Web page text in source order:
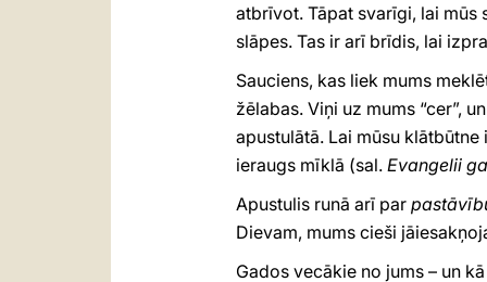
atbrīvot. Tāpat svarīgi, lai mūs
slāpes. Tas ir arī brīdis, lai
Sauciens, kas liek mums
žēlabas. Viņi uz mums “cer”,
apustulātā. Lai mūsu
ieraugs mīklā (sal. Evangelii
Apustulis runā arī par
Dievam, mums cieši
Gados vecākie no jums – un